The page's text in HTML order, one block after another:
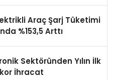
Araç Şarj Tüketimi
%153,5 Arttı
Sektöründen Yılın İlk
İhracat